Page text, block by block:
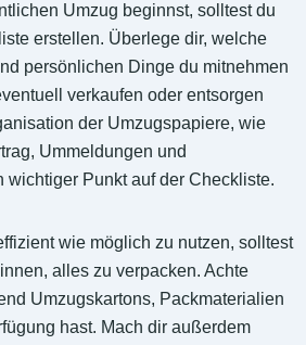
Umzug beginnst, solltest du
erstellen. Überlege dir, welche
persönlichen Dinge du mitnehmen
verkaufen oder entsorgen
der Umzugspapiere, wie
Ummeldungen und
wichtiger Punkt auf der Checkliste.
wie möglich zu nutzen, solltest
alles zu verpacken. Achte
Umzugskartons, Packmaterialien
hast. Mach dir außerdem